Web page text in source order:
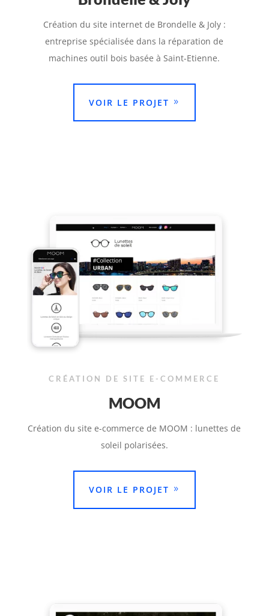
Création du site internet de Brondelle & Joly :
entreprise spécialisée dans la réparation de
machines outil bois basée à Saint-Etienne.
VOIR LE PROJET
CRÉATION DE SITE E-COMMERCE
MOOM
Création du site e-commerce de MOOM : lunettes de
soleil polarisées.
VOIR LE PROJET